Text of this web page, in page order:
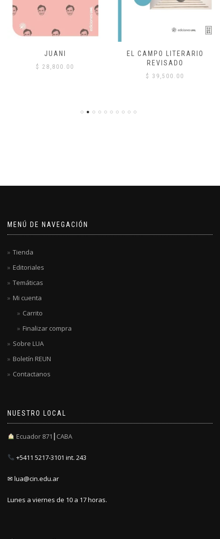
JUANI
$ 28,800.00
EL CAMPO LITERARIO
REVISADO
$ 39,500.00
MENÚ DE NAVEGACIÓN
Tienda
Editoriales
Temáticas
Mi cuenta
Carrito
Finalizar compra
Sobre LUA
Boletín REUN
Contactanos
NUESTRO LOCAL
Ecuador 871┃CABA
+5411 5217-3101 int. 243
✉ lua@cin.edu.ar
Lunes a viernes de 10 a 17 horas.